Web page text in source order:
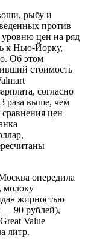
рыбу и
против
цен на ряд
к Нью-Йорку,
Об этом
стоимость
согласно
раза выше, чем
цен
опередила
молоку
жирностью
— 90 рублей),
Value
литр.